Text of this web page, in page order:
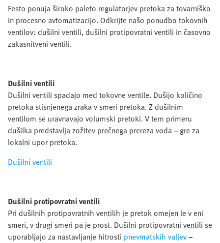
Festo ponuja široko paleto regulatorjev pretoka za tovarniško
in procesno avtomatizacijo. Odkrijte našo ponudbo tokovnih
ventilov: dušilni ventili, dušilni protipovratni ventili in časovno
zakasnitveni ventili.
Dušilni ventili
Dušilni ventili spadajo med tokovne ventile. Dušijo količino
pretoka stisnjenega zraka v smeri pretoka. Z dušilnim
ventilom se uravnavajo volumski pretoki. V tem primeru
dušilka predstavlja zožitev prečnega prereza voda – gre za
lokalni upor pretoka.
Dušilni ventili
Dušilni protipovratni ventili
Pri dušilnih protipovratnih ventilih je pretok omejen le v eni
smeri, v drugi smeri pa je prost. Dušilni protipovratni ventili se
uporabljajo za nastavljanje hitrosti pnevmatskih valjev–